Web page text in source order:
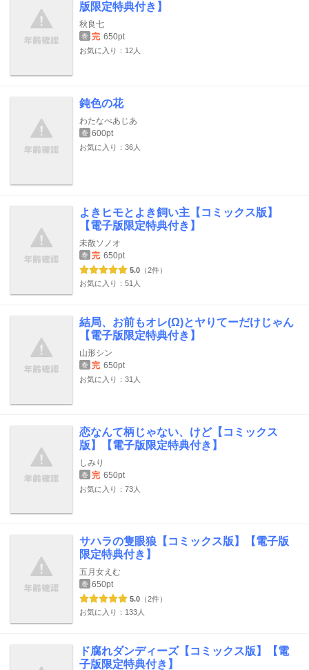
版限定特典付き】
秋良七
巻 完 650pt
お気に入り：12人
鈍色の花
わたなべあじあ
巻 600pt
お気に入り：36人
よきヒモとよき飼い主【コミックス版】
【電子版限定特典付き】
未散ソノオ
巻 完 650pt
5.0 （2件）
お気に入り：51人
結局、お前もオレ(Ω)とヤりてーだけじゃん
【電子版限定特典付き】
山形シン
巻 完 650pt
お気に入り：31人
恋なんて柄じゃない、けど【コミックス
版】【電子版限定特典付き】
しみり
巻 完 650pt
お気に入り：73人
サハラの隻眼狼【コミックス版】【電子版
限定特典付き】
五月女えむ
巻 650pt
5.0 （2件）
お気に入り：133人
ド腐れダンディーズ【コミックス版】【電
子版限定特典付き】